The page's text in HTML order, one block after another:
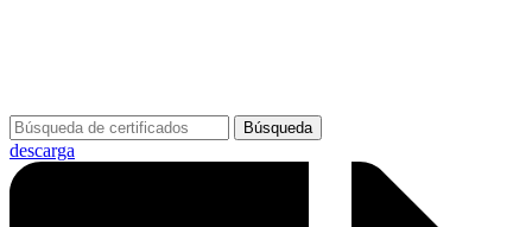
Búsqueda
descarga